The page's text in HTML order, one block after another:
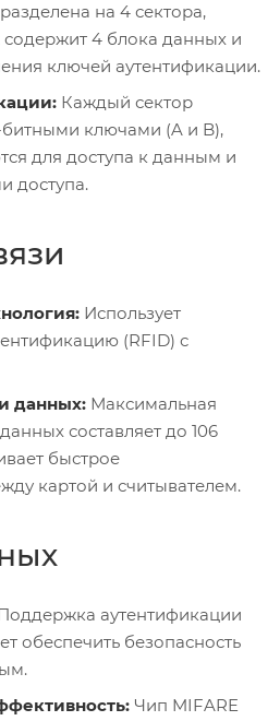
на 4 сектора,
4 блока данных и
ключей аутентификации.
Каждый сектор
ключами (A и B),
для доступа к данным и
доступа.
Использует
(RFID) с
данных: Максимальная
составляет до 106
быстрое
картой и считывателем.
аутентификации
обеспечить безопасность
Чип MIFARE